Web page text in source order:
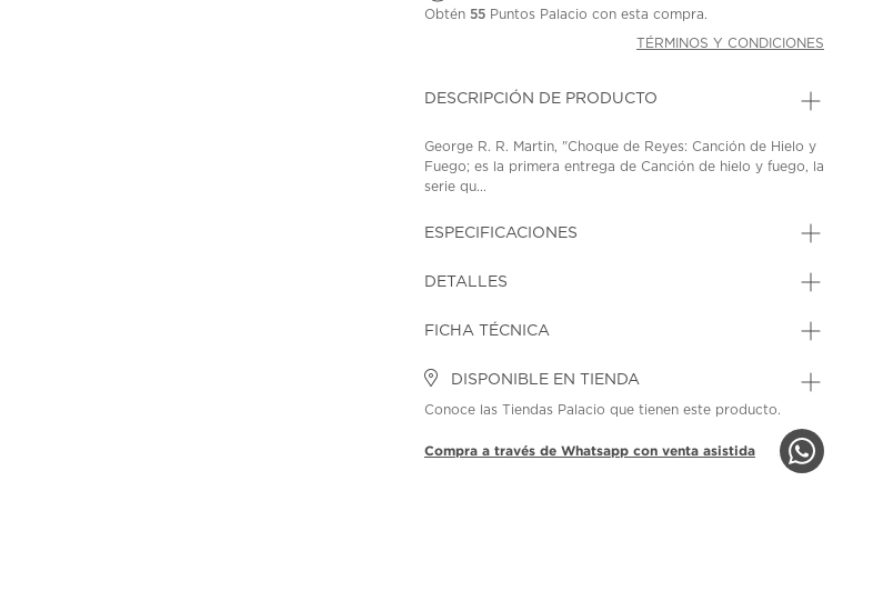
Obtén55 Puntos Palacio con esta compra.
TÉRMINOS Y CONDICIONES
DESCRIPCIÓN DE PRODUCTO
George R. R. Martin, "Choque de Reyes: Canción de Hielo y
Fuego; es la primera entrega de Canción de hielo y fuego, la
serie qu...
ESPECIFICACIONES
DETALLES
FICHA TÉCNICA
DISPONIBLE EN TIENDA
Conoce las Tiendas Palacio que tienen este producto.
Compra a través de Whatsapp con venta asistida